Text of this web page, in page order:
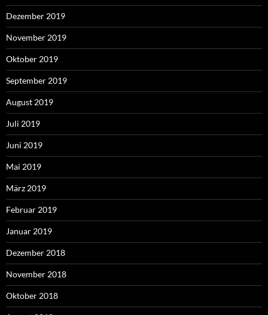
Dezember 2019
November 2019
Oktober 2019
September 2019
August 2019
Juli 2019
Juni 2019
Mai 2019
März 2019
Februar 2019
Januar 2019
Dezember 2018
November 2018
Oktober 2018